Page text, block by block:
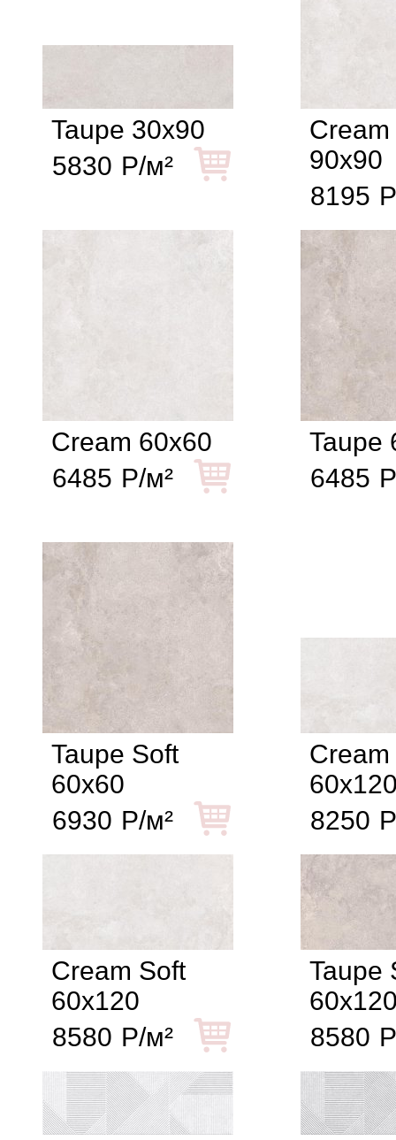
Taupe 30x90
5830 Р/м²
Cream
90x90
8195
Cream 60x60
6485 Р/м²
Taupe
6485
Taupe Soft
60x60
6930 Р/м²
Cream
8250
Cream Soft
60x120
8580 Р/м²
Taupe
8580